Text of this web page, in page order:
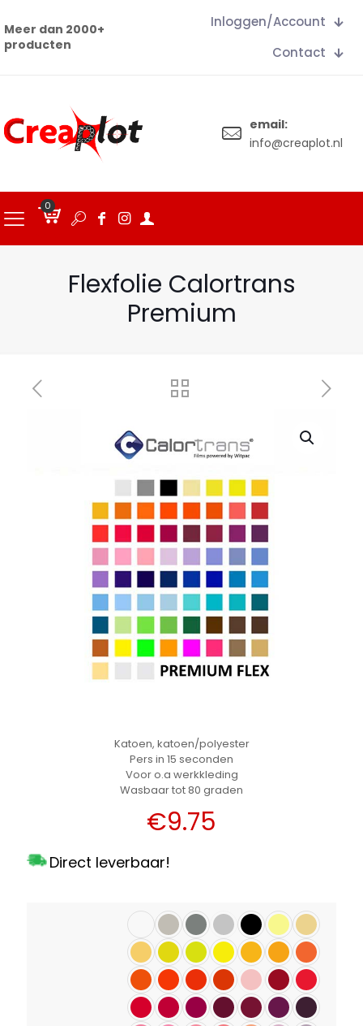
Meer dan 2000+
producten
Inloggen/Account
Contact
email:
info@creaplot.nl
0
Flexfolie Calortrans
Premium
Katoen, katoen/polyester
Pers in 15 seconden
Voor o.a werkkleding
Wasbaar tot 80 graden
€9.75
Direct leverbaar!